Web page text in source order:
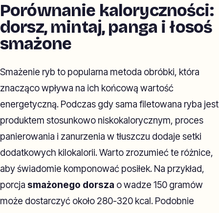
Porównanie kaloryczności:
dorsz, mintaj, panga i łosoś
smażone
Smażenie ryb to popularna metoda obróbki, która
znacząco wpływa na ich końcową wartość
energetyczną. Podczas gdy sama filetowana ryba jest
produktem stosunkowo niskokalorycznym, proces
panierowania i zanurzenia w tłuszczu dodaje setki
dodatkowych kilokalorii. Warto zrozumieć te różnice,
aby świadomie komponować posiłek. Na przykład,
porcja smażonego dorsza o wadze 150 gramów
może dostarczyć około 280-320 kcal. Podobnie